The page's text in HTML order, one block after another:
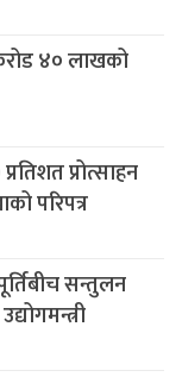
४० लाखको
प्रोत्साहन
परिपत्र
सन्तुलन